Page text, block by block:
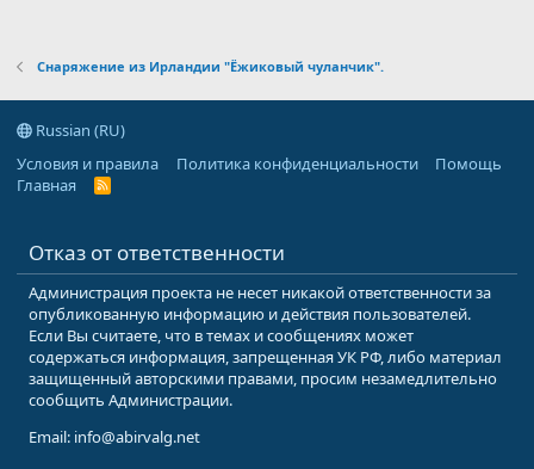
Снаряжение из Ирландии "Ёжиковый чуланчик".
Russian (RU)
Условия и правила
Политика конфиденциальности
Помощь
Главная
R
Отказ от ответственности
Администрация проекта не несет никакой ответственности за
опубликованную информацию и действия пользователей.
Если Вы считаете, что в темах и сообщениях может
содержаться информация, запрещенная УК РФ, либо материал
защищенный авторскими правами, просим незамедлительно
сообщить Администрации.
Email: info@abirvalg.net